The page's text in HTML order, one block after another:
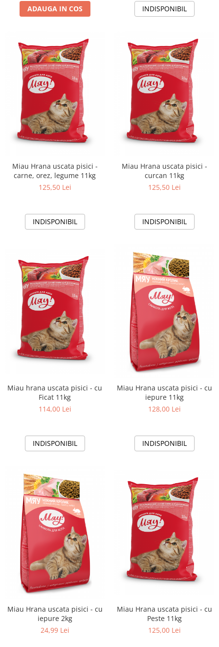
ADAUGA IN COS INDISPONIBIL
Miau Hrana uscata pisici -
carne, orez, legume 11kg
125,50 Lei
INDISPONIBIL
Miau Hrana uscata pisici -
curcan 11kg
125,50 Lei
INDISPONIBIL
Miau hrana uscata pisici - cu
Ficat 11kg
114,00 Lei
INDISPONIBIL
Miau Hrana uscata pisici - cu
iepure 11kg
128,00 Lei
INDISPONIBIL
Miau Hrana uscata pisici - cu
iepure 2kg
24,99 Lei
Miau Hrana uscata pisici - cu
Peste 11kg
125,00 Lei